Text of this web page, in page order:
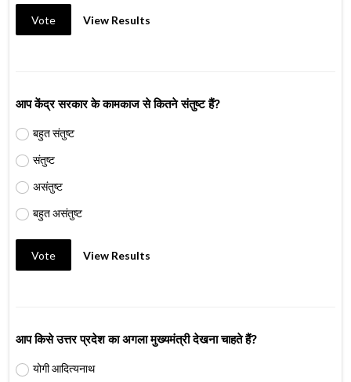
Vote View Results
आप केंद्र सरकार के कामकाज से कितने संतुष्ट हैं?
बहुत संतुष्ट
संतुष्ट
असंतुष्ट
बहुत असंतुष्ट
Vote View Results
आप किसे उत्तर प्रदेश का अगला मुख्यमंत्री देखना चाहते हैं?
योगी आदित्यनाथ